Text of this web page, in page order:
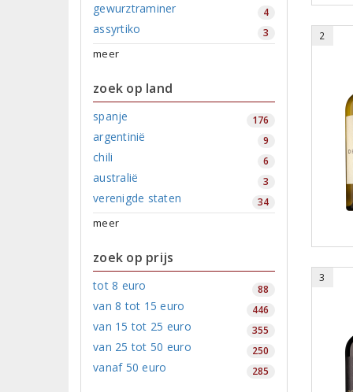
gewurztraminer 4
assyrtiko 3
meer
zoek op land
spanje 176
argentinië 9
chili 6
australië 3
verenigde staten 34
meer
zoek op prijs
tot 8 euro 88
van 8 tot 15 euro 446
van 15 tot 25 euro 355
van 25 tot 50 euro 250
vanaf 50 euro 285
2
3